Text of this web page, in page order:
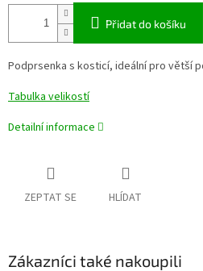
Přidat do košíku
Podprsenka s kosticí, ideální pro větší
Tabulka velikostí
Detailní informace
ZEPTAT SE HLÍDAT
Zákazníci také nakoupili